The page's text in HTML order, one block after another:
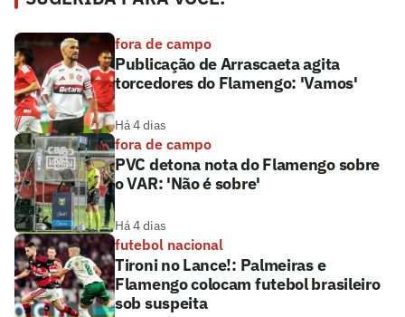
fora de campo
Publicação de Arrascaeta agita
torcedores do Flamengo: 'Vamos'
Há 4 dias
fora de campo
PVC detona nota do Flamengo sobre
o VAR: 'Não é sobre'
Há 4 dias
futebol nacional
Tironi no Lance!: Palmeiras e
Flamengo colocam futebol brasileiro
sob suspeita